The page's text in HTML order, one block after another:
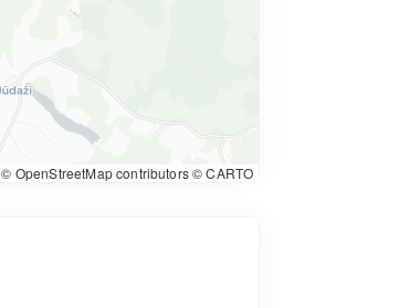
© OpenStreetMap contributors © CARTO